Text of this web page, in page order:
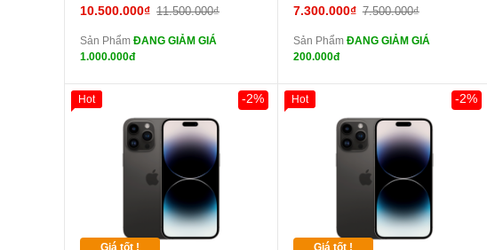
tai nghe iPhone 6S
Pin dự phòng và
các Phụ Kiện Khác
10.500.000₫ 11.500.000₫
Sản Phẩm ĐANG GIẢM GIÁ
1.000.000đ
tai nghe iPhone 6S
Pin dự phòng và
các Phụ Kiện Khác
7.300.000₫ 7.500.000₫
Sản Phẩm ĐANG GIẢM GIÁ
200.000đ
Giá tốt !
-2%
Hot
Giá tốt !
-2%
Hot